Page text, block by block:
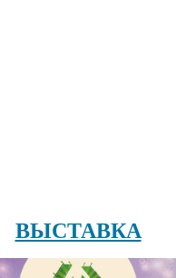
ВЫСТАВКА